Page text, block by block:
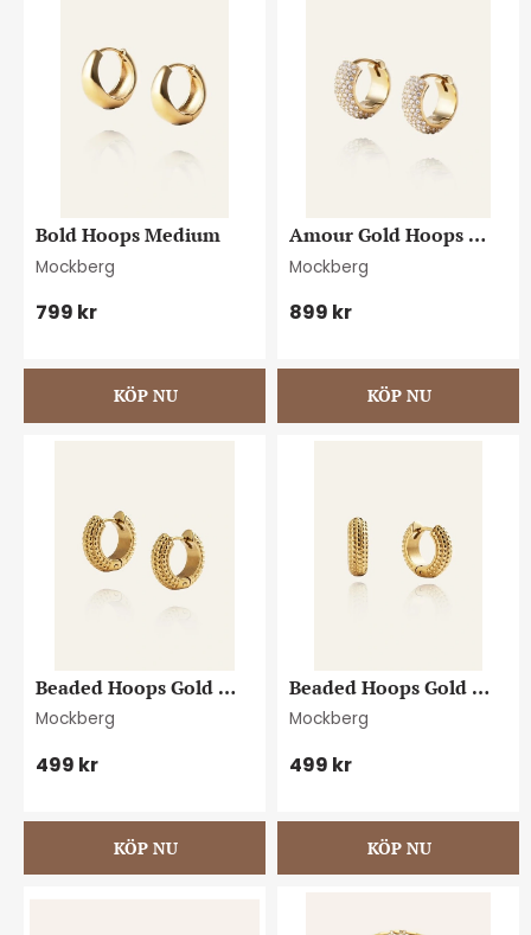
Bold Hoops Medium
Mockberg
799 kr
Amour Gold Hoops
Small
Mockberg
899 kr
Beaded Hoops Gold
Medium
Mockberg
499 kr
Beaded Hoops Gold
Small
Mockberg
499 kr